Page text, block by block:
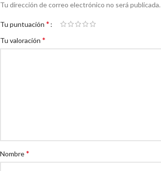
Tu dirección de correo electrónico no será publicada.
Tu puntuación *
Tu valoración *
Nombre*